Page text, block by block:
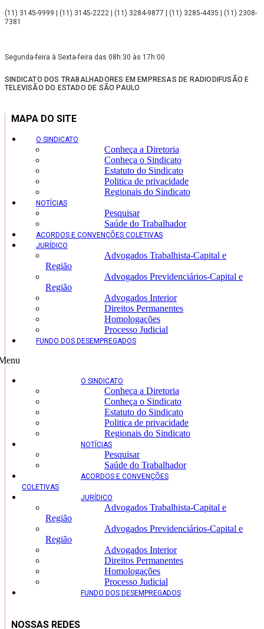
(11) 3145-9999 | (11) 3145-2222 | (11) 3284-9877 | (11) 3285-4435 | (11) 2308-
7381
Segunda-feira à Sexta-feira das 08h:30 às 17h:00
SINDICATO DOS TRABALHADORES EM EMPRESAS DE RADIODIFUSÃO E
TELEVISÃO DO ESTADO DE SÃO PAULO
MAPA DO SITE
O SINDICATO
Conheça a Diretoria
Conheça o Sindicato
Estatuto do Sindicato
Politica de privacidade
Regionais do Sindicato
NOTÍCIAS
Pesquisar
Saúde do Trabalhador
ACORDOS E CONVENÇÕES COLETIVAS
JURÍDICO
Advogados Trabalhista-Capital e
Região
Advogados Previdenciários-Capital e
Região
Advogados Interior
Direitos Permanentes
Homologações
Processo Judicial
FUNDO DOS DESEMPREGADOS
O SINDICATO
Conheça a Diretoria
Conheça o Sindicato
Estatuto do Sindicato
Politica de privacidade
Regionais do Sindicato
NOTÍCIAS
Pesquisar
Saúde do Trabalhador
ACORDOS E CONVENÇÕES
COLETIVAS
JURÍDICO
Advogados Trabalhista-Capital e
Região
Advogados Previdenciários-Capital e
Região
Advogados Interior
Direitos Permanentes
Homologações
Processo Judicial
FUNDO DOS DESEMPREGADOS
NOSSAS REDES